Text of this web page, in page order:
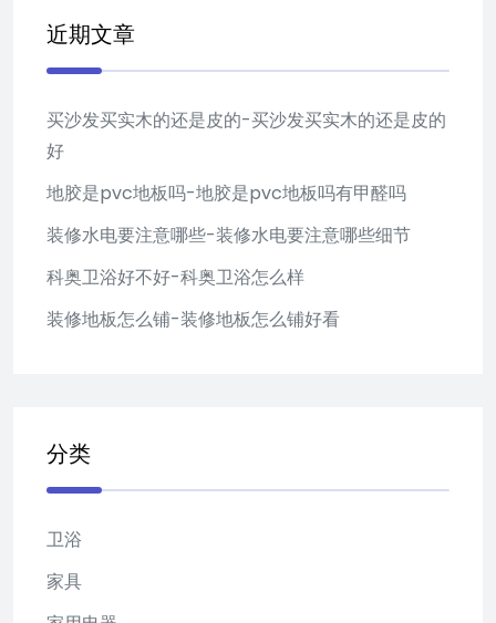
近期文章
买沙发买实木的还是皮的-买沙发买实木的还是皮的
好
地胶是pvc地板吗-地胶是pvc地板吗有甲醛吗
装修水电要注意哪些-装修水电要注意哪些细节
科奥卫浴好不好-科奥卫浴怎么样
装修地板怎么铺-装修地板怎么铺好看
分类
卫浴
家具